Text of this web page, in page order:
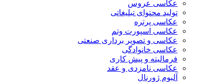
عکاسی عروس
تولید محتوای تبلیغاتی
عکاسی پرتره
عکاسی اسپورت وتم
عکاسی و تصویر برداری صنعتی
عکاسی خانوادگی
فرمالیته و پیش کاری
عکاسی نامزدی و عقد
آلبوم ژورنال